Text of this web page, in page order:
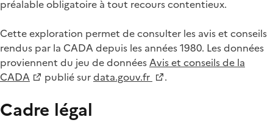
préalable obligatoire à tout recours contentieux.
Cette exploration permet de consulter les avis et conseils
rendus par la CADA depuis les années 1980. Les données
proviennent du jeu de donnéesAvis et conseils de la
CADA
publié surdata.gouv.fr .
Cadre légal